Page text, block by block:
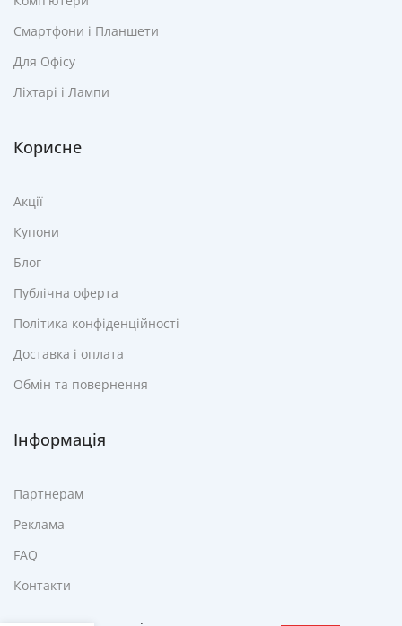
Смартфони і Планшети
Для Офісу
Ліхтарі і Лампи
Корисне
Акції
Купони
Блог
Публічна оферта
Політика конфіденційності
Доставка і оплата
Обмін та повернення
Інформація
Партнерам
Реклама
FAQ
Контакти